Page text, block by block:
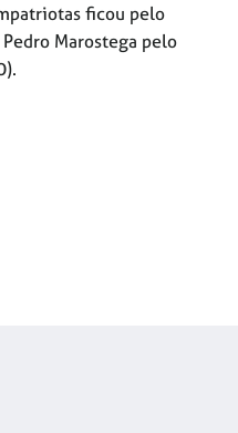
ficou pelo
Marostega pelo